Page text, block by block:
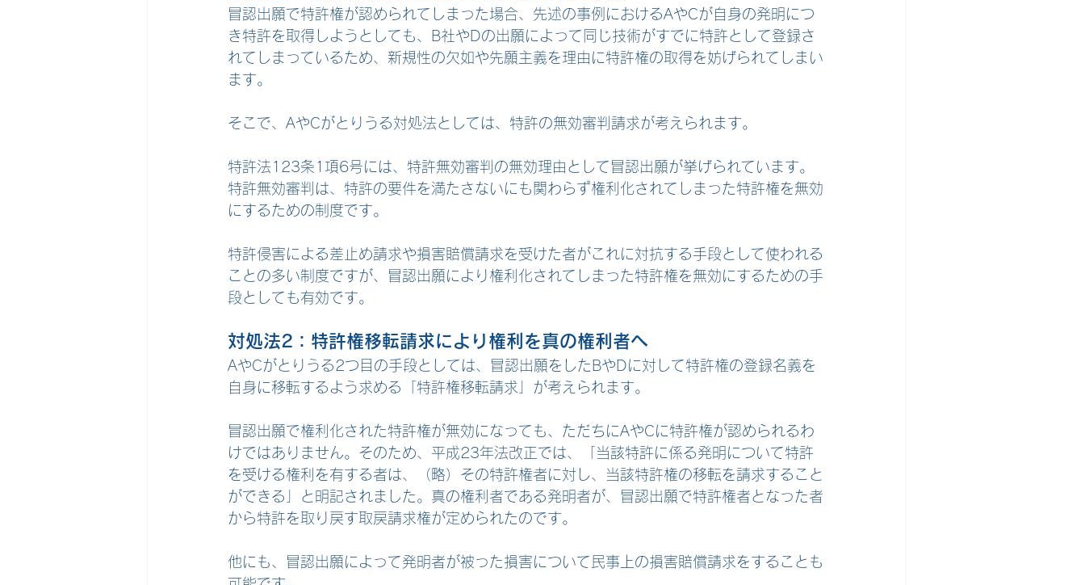
冒認出願で特許権が認められてしまった場合、先述の事例におけるAやCが自身の発明につ
き特許を取得しようとしても、
B社やDの出願によって同じ技術がすでに特許として登録さ
れてしまっているため、新規性の欠如や先願主義を理由に特許権の取得を妨げられてしまい
ます。
そこで、AやCがとりうる対処法としては、特許の無効審判請求が考えられます。
特許法123条1項6号には、特許無効審判の無効理由として冒認出願が挙げられています。
特許無効審判は、特許の要件を満たさないにも関わらず権利化されてしまった特許権を無効
にするための制度です。
特許侵害による差止め請求や損害賠償請求を受けた者がこれに対抗する手段として使われる
ことの多い制度ですが、冒認出願により権利化されてしまった特許権を無効にするための手
段としても有効です。
対処法2：特許権移転請求により権利を真の権利者へ
AやCがとりうる2つ目の手段としては、冒認出願をしたBやDに対して特許権の登録名義を
自身に移転するよう求める「特許権移転請求」が考えられます。
冒認出願で権利化された特許権が無効になっても、ただちにAやCに特許権が認められるわ
けではありません。そのため、平成23年法改正では、「当該特許に係る発明について特許
を受ける権利を有する者は、（略）その特許権者に対し、当該特許権の移転を請求すること
ができる」と明記されました。真の権利者である発明者が、冒認出願で特許権者となった者
から特許を取り戻す取戻請求権が定められたのです。
他にも、冒認出願によって発明者が被った損害について民事上の損害賠償請求をすることも